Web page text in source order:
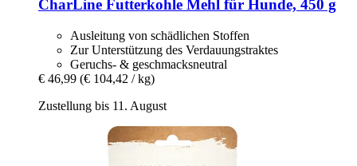
CharLine Futterkohle Mehl für Hunde, 450 g
Ausleitung von schädlichen Stoffen
Zur Unterstützung des Verdauungstraktes
Geruchs- & geschmacksneutral
€ 46,99 (€ 104,42 / kg)
Zustellung bis 11. August